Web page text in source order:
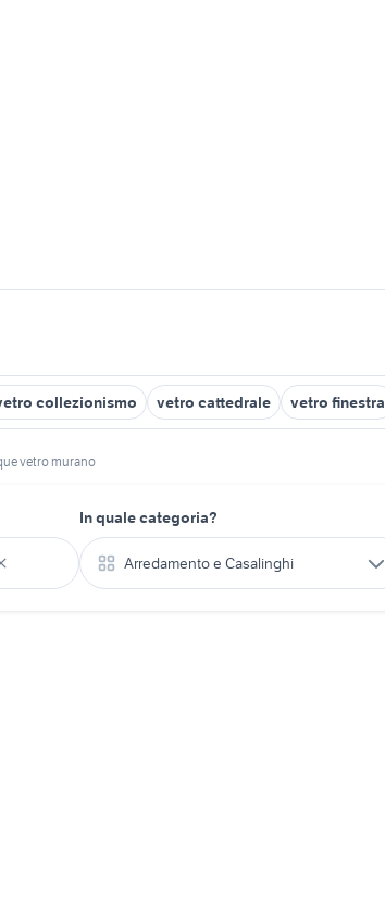
collezionismo vetro cattedrale vetro finestra
vetro murano
In quale categoria?
Arredamento e Casalinghi